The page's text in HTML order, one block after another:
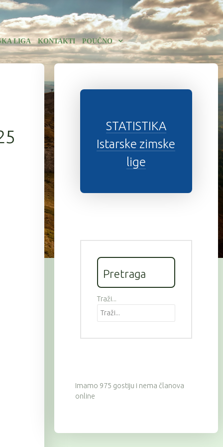
LIGA KONTAKTI POUČNO
STATISTIKA
Istarske zimske
lige
Pretraga
Traži...
Imamo 975 gostiju i nema članova
online